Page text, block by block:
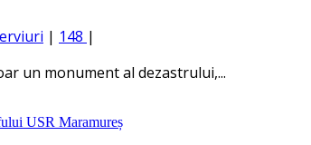
| 148 |
un monument al dezastrului,...